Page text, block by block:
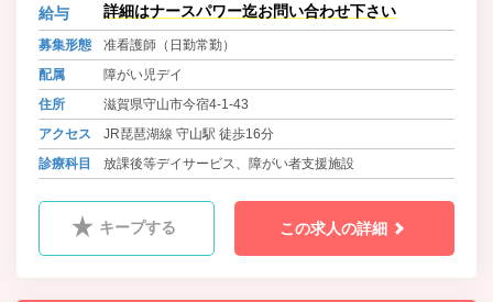
給与 詳細はナースパワー迄お問い合わせ下さい
募集形態
准看護師（日勤常勤）
配属
障がい児デイ
住所
滋賀県守山市今宿4-1-43
アクセス
JR琵琶湖線 守山駅 徒歩16分
診療科目
放課後等デイサービス、障がい者支援施設
キープする この求人の詳細